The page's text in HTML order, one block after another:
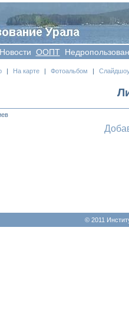
Новости OOПT
| На карте | Фотоальбом |
© 2011